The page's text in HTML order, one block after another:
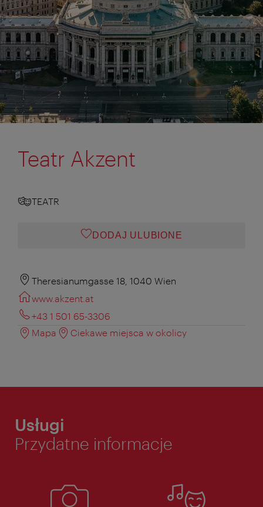
Teatr Akzent
TEATR
DODAJ ULUBIONE
Theresianumgasse 18, 1040 Wien
www.akzent.at
+43 1 501 65-3306
Mapa
Ciekawe miejsca w okolicy
Usługi
Przydatne informacje